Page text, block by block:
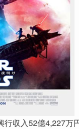
行収入52億4,227